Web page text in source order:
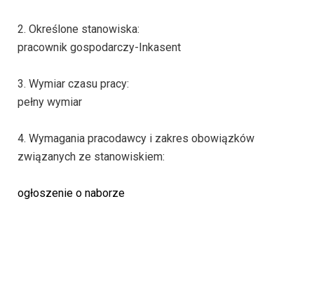
2. Określone stanowiska:
pracownik gospodarczy-Inkasent
3. Wymiar czasu pracy:
pełny wymiar
4. Wymagania pracodawcy i zakres obowiązków
związanych ze stanowiskiem:
ogłoszenie o naborze